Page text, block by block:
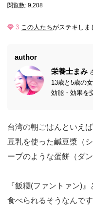
閲覧数: 9,208
3 この人たちがステキしま
author
栄養士まみ
13歳と5歳の
効能・効果を
台湾の朝ごはんといえ
豆乳を使った鹹豆漿（
ープのような蛋餅（ダ
『飯糰(ファントァン)
食べられるそうなんです